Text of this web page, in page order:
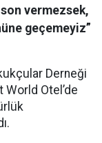
vermezsek,
geçemeyiz”
Derneği
World Otel’de